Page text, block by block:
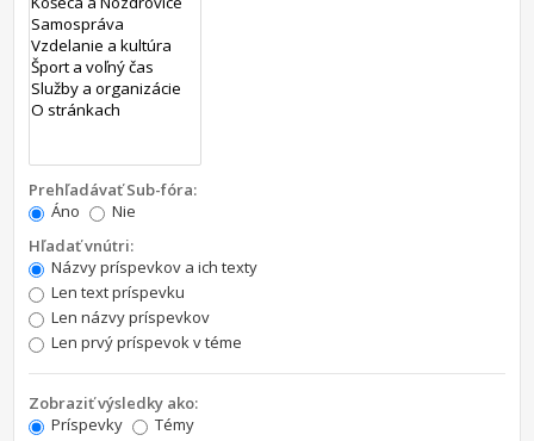
Prehľadávať Sub-fóra:
Áno
Nie
Hľadať vnútri:
Názvy príspevkov a ich texty
Len text príspevku
Len názvy príspevkov
Len prvý príspevok v téme
Zobraziť výsledky ako:
Príspevky
Témy